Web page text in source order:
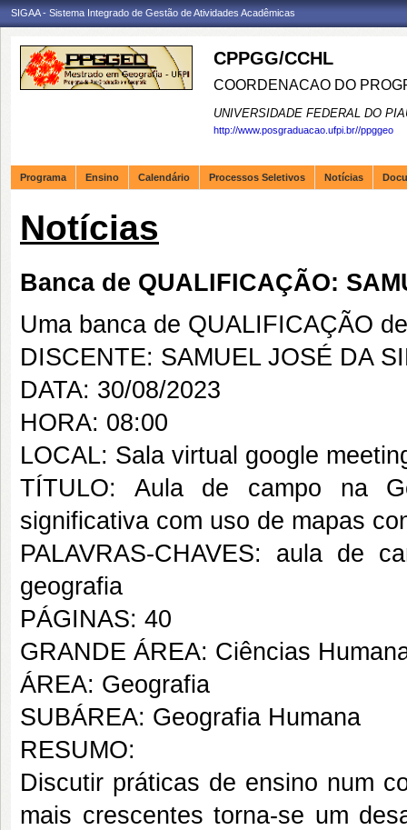
SIGAA - Sistema Integrado de Gestão de Atividades Acadêmicas
CPPGG/CCHL
COORDENACAO DO
UNIVERSIDADE FEDERAL DO
http://www.posgraduacao.ufpi.br//ppggeo
Programa Ensino Calendário Processos Seletivos Notícias
Notícias
Banca de QUALIFICAÇÃO:
Uma banca de QUALIFICAÇÃO
DISCENTE: SAMUEL JOSÉ DA
DATA: 30/08/2023
HORA: 08:00
LOCAL: Sala virtual google
TÍTULO: Aula de campo na
significativa com uso de mapas
PALAVRAS-CHAVES: aula de
geografia
PÁGINAS: 40
GRANDE ÁREA: Ciências
ÁREA: Geografia
SUBÁREA: Geografia Humana
RESUMO:
Discutir práticas de ensino num
mais crescentes torna-se um